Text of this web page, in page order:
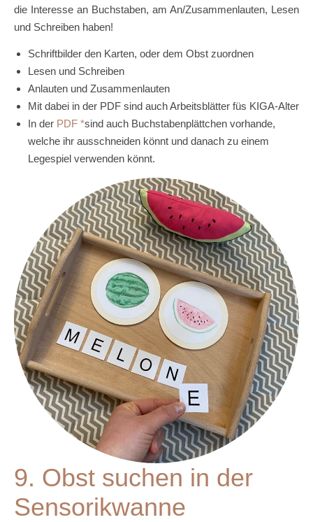
die Interesse an Buchstaben, am An/Zusammenlauten, Lesen
und Schreiben haben!
Schriftbilder den Karten, oder dem Obst zuordnen
Lesen und Schreiben
Anlauten und Zusammenlauten
Mit dabei in der PDF sind auch Arbeitsblätter füs KIGA-Alter
In der PDF sind auch Buchstabenplättchen vorhande,
welche ihr ausschneiden könnt und danach zu einem
Legespiel verwenden könnt.
9. Obst suchen in der
Sensorikwanne